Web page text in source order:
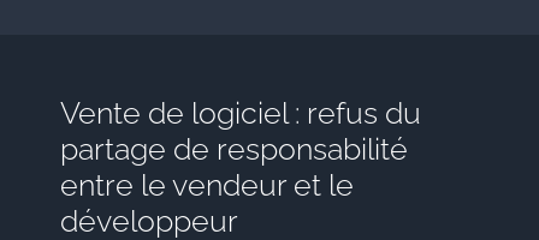
Vente de logiciel : refus du
partage de responsabilité
entre le vendeur et le
développeur